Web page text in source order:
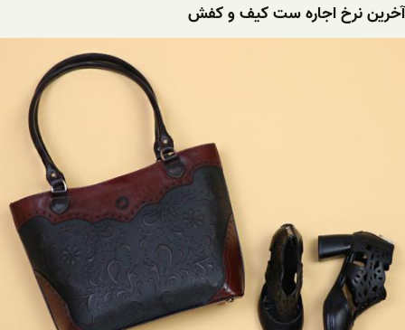
آخرین نرخ اجاره ست کیف و کفش